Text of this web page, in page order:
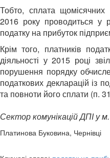
Тобто, сплата
2016 року проводиться у
податку на прибуток
Крім того, платників
діяльності у 2015 році
порушення порядку
податкових декларацій із
та повноти його сплати (п.
Сектор комунікацій ДПІ у
Платинова Буковина, Чернівці